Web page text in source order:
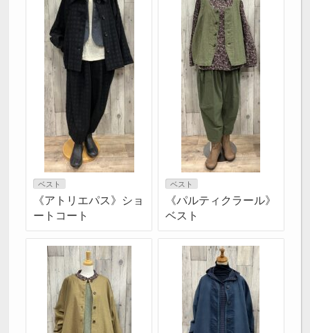
ベスト
《アトリエパス》ショ
ートコート
ベスト
《パルティクラール》
ベスト